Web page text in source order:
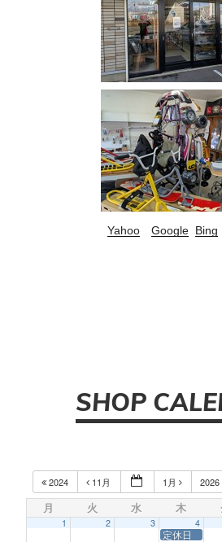
Yahoo Google Bing
SHOP
2024 11月 1月 2026
月 火 水 木
1 2 3 4
定休日